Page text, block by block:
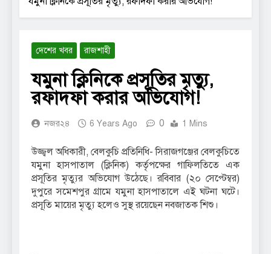
দেশের খবর রাজশাহী
যমুনা ক্লিনিকে প্রসূতির মৃত্যু,
রফাদফা করার অভিযোগ!
নজর২৪ 6 Years Ago 0 1 Mins
উজ্জ্বল অধিকারী, বেলকুচি প্রতিনিধি- সিরাজগঞ্জের বেলকুচিতে
যমুনা হাসপাতাল (ক্লিনিক) কর্তৃপক্ষের গাফিলতিতে এক
প্রসূতির মৃত্যুর অভিযোগ উঠেছে। রবিবার (২০ সেপ্টেম্বর)
দুপুরে সমেশপুর গ্রামে যমুনা হাসপাতালে এই ঘটনা ঘটে।
প্রসূতি মায়ের মৃত্যু হলেও সুস্থ রয়েছেন নবজাতক শিশু।